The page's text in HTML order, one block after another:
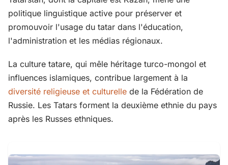
politique linguistique active pour préserver et
promouvoir l'usage du tatar dans l'éducation,
l'administration et les médias régionaux.
La culture tatare, qui mêle héritage turco-mongol et
influences islamiques, contribue largement à la
diversité religieuse et culturelle de la Fédération de
Russie. Les Tatars forment la deuxième ethnie du pays
après les Russes ethniques.